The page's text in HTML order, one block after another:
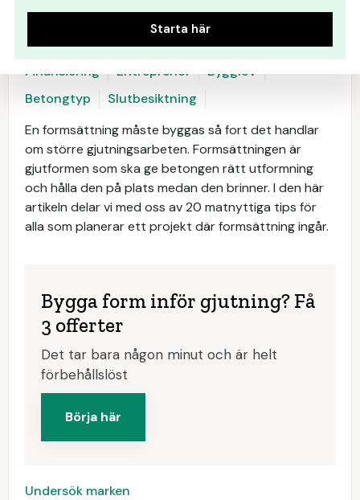
Starta här
Undersök marken Anbud
Kontrakt
Finansiering
Entreprenör
Bygglov
Betongtyp
Slutbesiktning
En formsättning måste byggas så fort det handlar
om större gjutningsarbeten. Formsättningen är
gjutformen som ska ge betongen rätt utformning
och hålla den på plats medan den brinner. I den här
artikeln delar vi med oss av 20 matnyttiga tips för
alla som planerar ett projekt där formsättning ingår.
Bygga form inför gjutning? Få
3 offerter
Det tar bara någon minut och är helt
förbehållslöst
Börja här
Undersök marken